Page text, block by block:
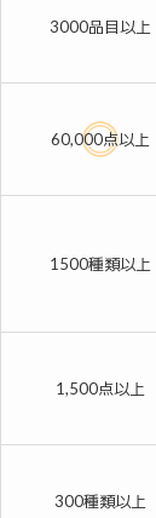
3000品目以上
60,000点以上
1500種類以上
1,500点以上
300種類以上